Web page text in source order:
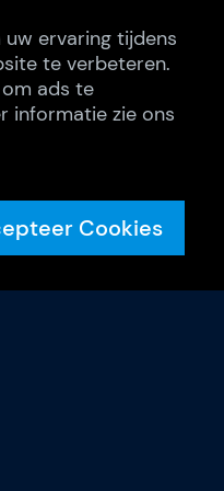
ervaring tijdens
te verbeteren.
ads te
informatie zie ons
Cookies